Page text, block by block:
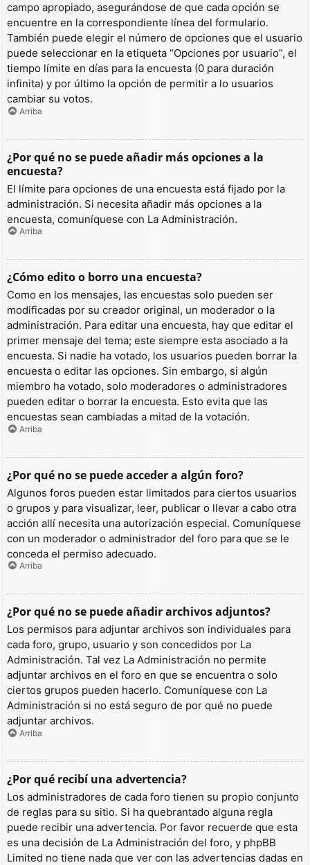
campo apropiado, asegurándose de que cada opción se
encuentre en la correspondiente línea del formulario.
También puede elegir el número de opciones que el usuario
puede seleccionar en la etiqueta “Opciones por usuario”, el
tiempo límite en días para la encuesta (0 para duración
infinita) y por último la opción de permitir a lo usuarios
cambiar su votos.
Arriba
¿Por qué no se puede añadir más opciones a la
encuesta?
El límite para opciones de una encuesta está fijado por la
administración. Si necesita añadir más opciones a la
encuesta, comuníquese con La Administración.
Arriba
¿Cómo edito o borro una encuesta?
Como en los mensajes, las encuestas solo pueden ser
modificadas por su creador original, un moderador o la
administración. Para editar una encuesta, hay que editar el
primer mensaje del tema; este siempre esta asociado a la
encuesta. Si nadie ha votado, los usuarios pueden borrar la
encuesta o editar las opciones. Sin embargo, si algún
miembro ha votado, solo moderadores o administradores
pueden editar o borrar la encuesta. Esto evita que las
encuestas sean cambiadas a mitad de la votación.
Arriba
¿Por qué no se puede acceder a algún foro?
Algunos foros pueden estar limitados para ciertos usuarios
o grupos y para visualizar, leer, publicar o llevar a cabo otra
acción allí necesita una autorización especial. Comuníquese
con un moderador o administrador del foro para que se le
conceda el permiso adecuado.
Arriba
¿Por qué no se puede añadir archivos adjuntos?
Los permisos para adjuntar archivos son individuales para
cada foro, grupo, usuario y son concedidos por La
Administración. Tal vez La Administración no permite
adjuntar archivos en el foro en que se encuentra o solo
ciertos grupos pueden hacerlo. Comuníquese con La
Administración si no está seguro de por qué no puede
adjuntar archivos.
Arriba
¿Por qué recibí una advertencia?
Los administradores de cada foro tienen su propio conjunto
de reglas para su sitio. Si ha quebrantado alguna regla
puede recibir una advertencia. Por favor recuerde que esta
es una decisión de La Administración del foro, y phpBB
Limited no tiene nada que ver con las advertencias dadas en